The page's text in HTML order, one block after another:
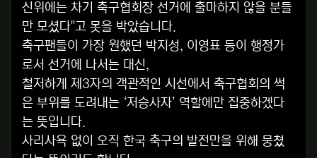
신위에는 차기 축구협회장 선거에 출마하지 않을 분들
만 모셨다"고 못을 박았습니다.
축구팬들이 가장 원했던 박지성, 이영표 등이 행정가
로서 선거에 나서는 대신,
철저하게 제3자의 객관적인 시선에서 축구협회의 썩
은 부위를 도려내는 ‘저승사자’ 역할에만 집중하겠다
는 뜻입니다.
사리사욕 없이 오직 한국 축구의 발전만을 위해 뭉쳤